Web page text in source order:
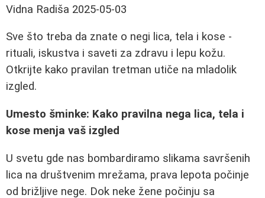
Vidna Radiša 2025-05-03
Sve što treba da znate o negi lica, tela i kose -
rituali, iskustva i saveti za zdravu i lepu kožu.
Otkrijte kako pravilan tretman utiče na mladolik
izgled.
Umesto šminke: Kako pravilna nega lica, tela i
kose menja vaš izgled
U svetu gde nas bombardiramo slikama savršenih
lica na društvenim mrežama, prava lepota počinje
od brižljive nege. Dok neke žene počinju sa